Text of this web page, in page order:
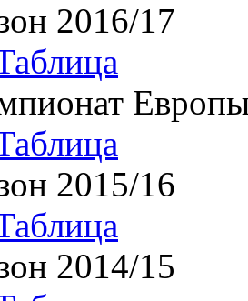
2016/17
2015/16
2014/15